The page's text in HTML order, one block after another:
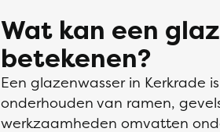
Wat kan een
betekenen?
Een glazenwasser in Kerkrade
onderhouden van ramen,
werkzaamheden omvatten